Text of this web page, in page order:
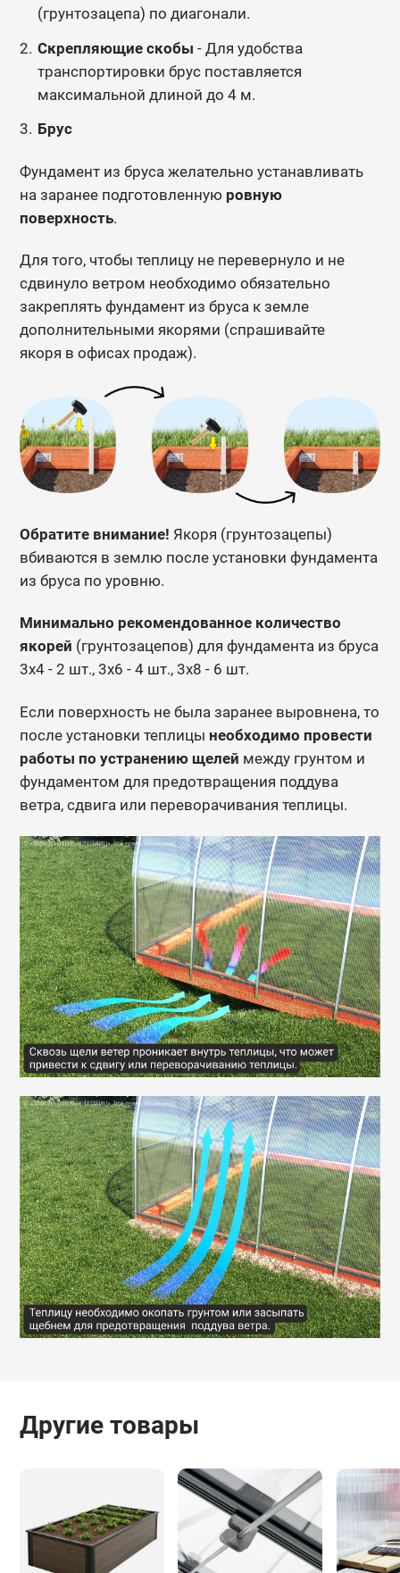
(грунтозацепа) по диагонали.
Скрепляющие скобы - Для удобства
транспортировки брус поставляется
максимальной длиной до 4 м.
Брус
Фундамент из бруса желательно устанавливать
на заранее подготовленную ровную
поверхность.
Для того, чтобы теплицу не перевернуло и не
сдвинуло ветром необходимо обязательно
закреплять фундамент из бруса к земле
дополнительными якорями (спрашивайте
якоря в офисах продаж).
Обратите внимание! Якоря (грунтозацепы)
вбиваются в землю после установки фундамента
из бруса по уровню.
Минимально рекомендованное количество
якорей (грунтозацепов) для фундамента из бруса
3х4 - 2 шт., 3х6 - 4 шт., 3х8 - 6 шт.
Если поверхность не была заранее выровнена, то
после установки теплицы необходимо провести
работы по устранению щелей между грунтом и
фундаментом для предотвращения поддува
ветра, сдвига или переворачивания теплицы.
Другие товары